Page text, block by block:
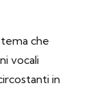
che
vocali
in